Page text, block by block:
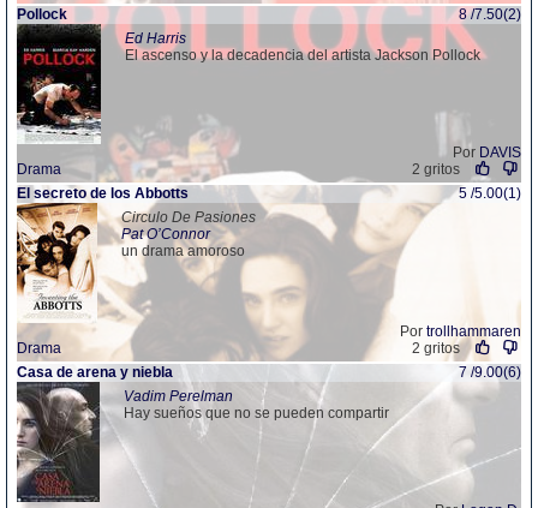
Pollock
8 /7.50(2)
Ed Harris
El ascenso y la decadencia del artista Jackson Pollock
Por DAVIS
Drama
2 gritos
El secreto de los Abbotts
5 /5.00(1)
Circulo De Pasiones
Pat O’Connor
un drama amoroso
Por trollhammaren
Drama
2 gritos
Casa de arena y niebla
7 /9.00(6)
Vadim Perelman
Hay sueños que no se pueden compartir